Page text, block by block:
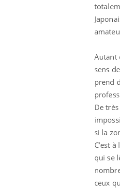
Autant
sens
prend
De
si la
C’est
qui se
ceux